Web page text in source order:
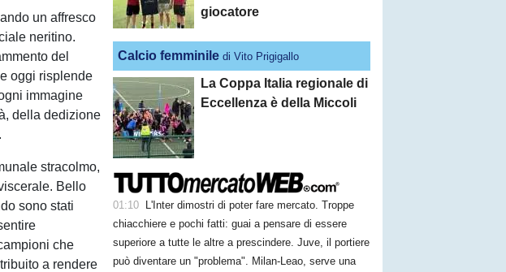
un affresco
neritino.
del
oggi risplende
immagine
della dedizione
stracolmo,
Bello
sono stati
che
a rendere
giocatore
Calcio femminile di Vito Prigigallo
La Coppa Italia regionale di
Eccellenza è della Miccoli
01:10
L'Inter dimostri di poter fare mercato. Troppe
chiacchiere e pochi fatti: guai a pensare di essere
superiore a tutte le altre a prescindere. Juve, il portiere
può diventare un "problema". Milan-Leao, serve una